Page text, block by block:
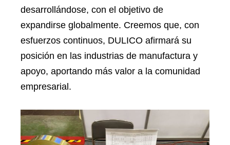
desarrollándose, con el objetivo de
expandirse globalmente. Creemos que, con
esfuerzos continuos, DULICO afirmará su
posición en las industrias de manufactura y
apoyo, aportando más valor a la comunidad
empresarial.